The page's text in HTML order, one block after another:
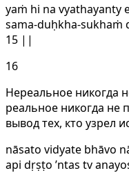
yaṁ hi na vyathayanty
sama-duḥkha-sukhaṁ
15 ||
16
Нереальное никогда
реальное никогда не
вывод тех, кто узрел
nāsato vidyate bhāvo
api dṛṣṭo ’ntas tv